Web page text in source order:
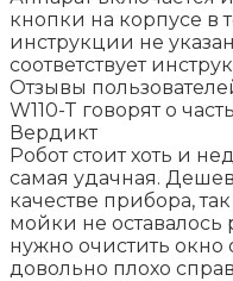
кнопки на корпусе в
инструкции не
соответствует
Отзывы
W110-T говорят о
Вердикт
Робот стоит хоть и
самая удачная.
качестве прибора,
мойки не оставалось
нужно очистить
довольно плохо